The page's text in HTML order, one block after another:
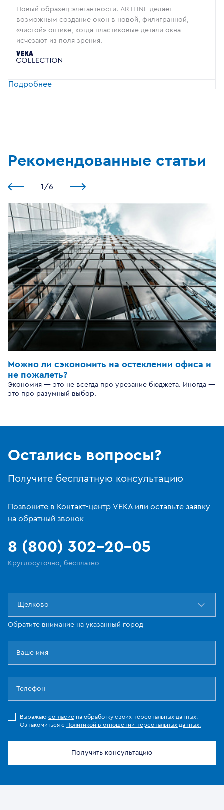
Новый образец элегантности. ARTLINE делает
возможным создание окон в новой, филигранной,
«чистой» оптике, когда пластиковые детали окна
исчезают из поля зрения.
Подробнее
Рекомендованные статьи
1 /6
Можно ли сэкономить на остеклении офиса и
не пожалеть?
Экономия — это не всегда про урезание бюджета. Иногда —
это про разумный выбор.
Остались вопросы?
Получите бесплатную консультацию
Позвоните в Контакт-центр VEKA или оставьте заявку
на обратный звонок
8 (800) 302-20-05
Круглосуточно, бесплатно
Щелково
Обратите внимание на указанный город
Выражаю согласие на обработку своих персональных данных.
Ознакомиться с Политикой в отношении персональных данных.
Получить консультацию